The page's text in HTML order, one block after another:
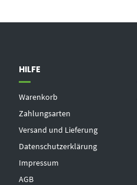
HILFE
Warenkorb
Zahlungsarten
Versand und Lieferung
Datenschutzerklärung
Impressum
AGB